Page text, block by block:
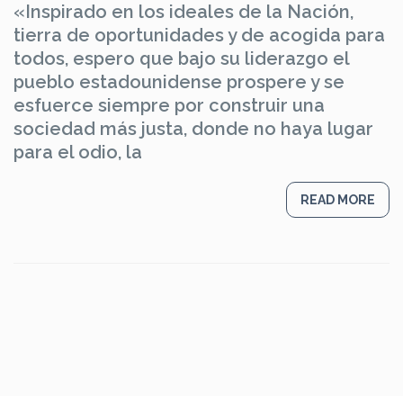
«Inspirado en los ideales de la Nación,
tierra de oportunidades y de acogida para
todos, espero que bajo su liderazgo el
pueblo estadounidense prospere y se
esfuerce siempre por construir una
sociedad más justa, donde no haya lugar
para el odio, la
READ MORE